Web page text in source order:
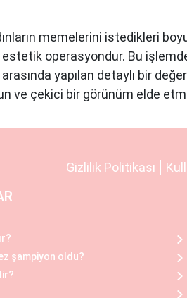
memelerini istedikleri
operasyondur. Bu
yapılan detaylı bir
ve çekici bir görünüm elde
fiziksel rahatsızlıklar veya
operasyon, göğüs dokusunun
hafifletmek, postürü
Öncesi ve Sonrası
öncesinde ve sonrasında
belirlenir ve uygun bir
Gizlilik Politikası
şampiyon oldu?